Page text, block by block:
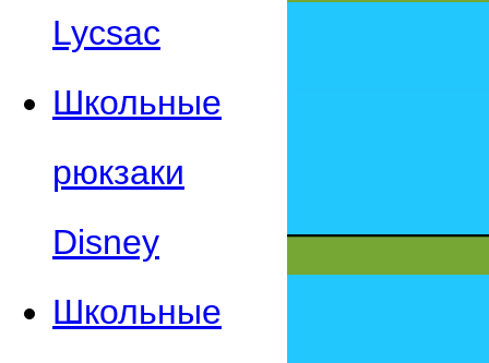
Lycsac
Школьные
рюкзаки
Disney
Школьные